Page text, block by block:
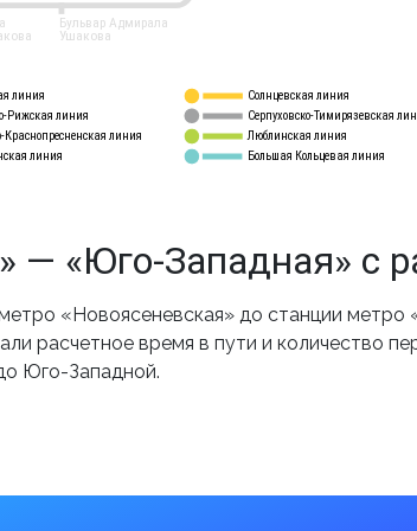
линия
Рижская линия
Краснопресненская линия
линия
Солнцевская линия
Серпуховско-Тимирязевская
Люблинская линия
Большая Кольцевая линия
Бульвар Адмирала
Ушакова
— «Юго-Западная» с
«Новоясеневская» до станции метро
расчетное время в пути и количество
Юго-Западной.